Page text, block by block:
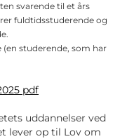
svarende til et års
fuldtidsstuderende og
studerende, som har
pdf
uddannelser ved
lever op til Lov om